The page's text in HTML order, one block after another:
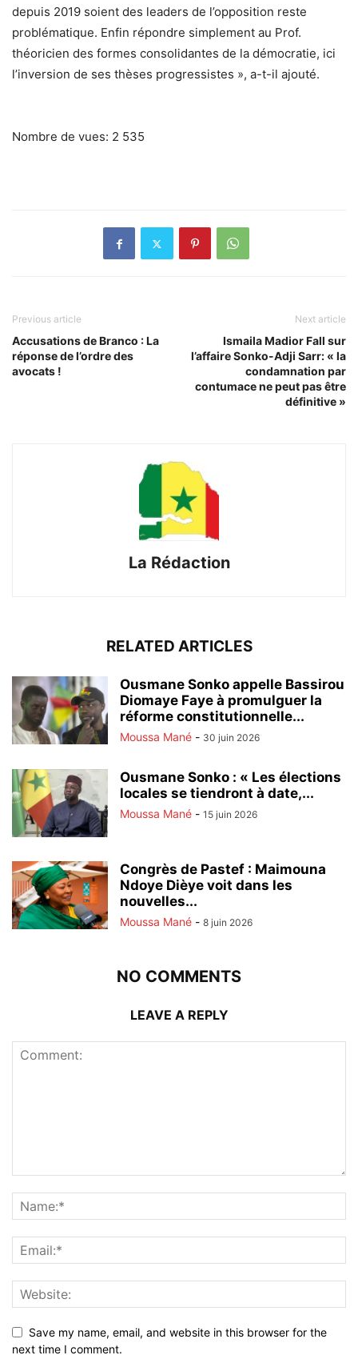
depuis 2019 soient des leaders de l’opposition reste
problématique. Enfin répondre simplement au Prof.
théoricien des formes consolidantes de la démocratie, ici
l’inversion de ses thèses progressistes », a-t-il ajouté.
Nombre de vues: 2 535
Previous article
Accusations de Branco : La
réponse de l’ordre des
avocats !
Next article
Ismaila Madior Fall sur
l’affaire Sonko-Adji Sarr: « la
condamnation par
contumace ne peut pas être
définitive »
La Rédaction
RELATED ARTICLES
Ousmane Sonko appelle Bassirou
Diomaye Faye à promulguer la
réforme constitutionnelle...
Moussa Mané - 30 juin 2026
Ousmane Sonko : « Les élections
locales se tiendront à date,...
Moussa Mané - 15 juin 2026
Congrès de Pastef : Maimouna
Ndoye Dièye voit dans les
nouvelles...
Moussa Mané - 8 juin 2026
NO COMMENTS
LEAVE A REPLY
Save my name, email, and website in this browser for the
next time I comment.